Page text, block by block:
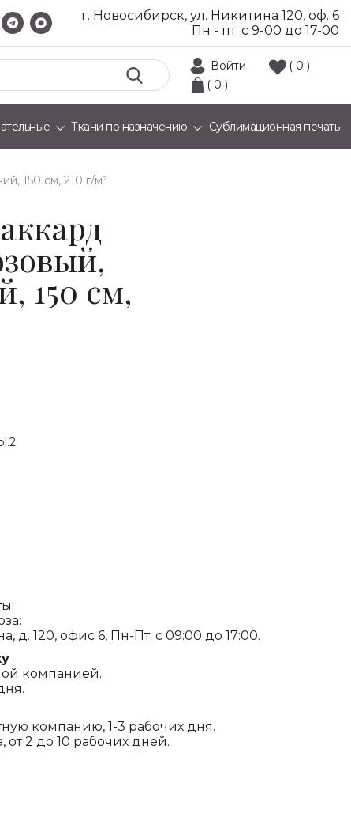
г. Новосибирск, ул. Никитина 120, оф. 6
Пн - пт: с 9-00 до 17-00
Войти
( 0 )
( 0 )
Ткани по назначению Сублимационная печать
150 см, 210 г/м²
150 см,
д. 120, офис 6, Пн-Пт: с 09:00 до 17:00.
компанией.
компанию, 1-3 рабочих дня.
2 до 10 рабочих дней.